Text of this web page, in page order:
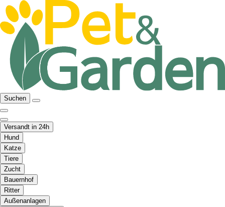
Suchen
Versandt in 24h
Hund
Katze
Tiere
Zucht
Bauernhof
Ritter
Außenanlagen